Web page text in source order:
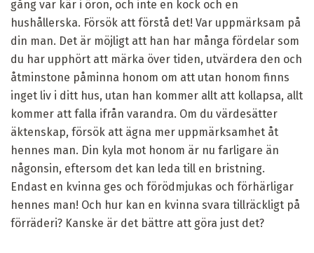
gång var kär i öron, och inte en kock och en
hushållerska. Försök att förstå det! Var uppmärksam på
din man. Det är möjligt att han har många fördelar som
du har upphört att märka över tiden, utvärdera den och
åtminstone påminna honom om att utan honom finns
inget liv i ditt hus, utan han kommer allt att kollapsa, allt
kommer att falla ifrån varandra. Om du värdesätter
äktenskap, försök att ägna mer uppmärksamhet åt
hennes man. Din kyla mot honom är nu farligare än
någonsin, eftersom det kan leda till en bristning.
Endast en kvinna ges och förödmjukas och förhärligar
hennes man! Och hur kan en kvinna svara tillräckligt på
förräderi? Kanske är det bättre att göra just det?